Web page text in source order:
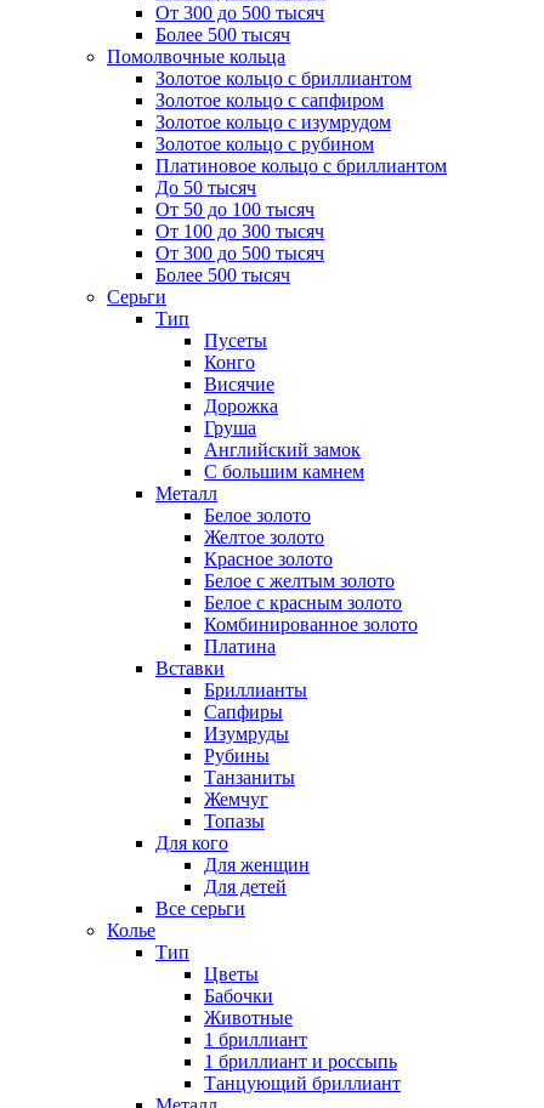
От 300 до 500 тысяч
Более 500 тысяч
Помолвочные кольца
Золотое кольцо с бриллиантом
Золотое кольцо с сапфиром
Золотое кольцо с изумрудом
Золотое кольцо с рубином
Платиновое кольцо с бриллиантом
До 50 тысяч
От 50 до 100 тысяч
От 100 до 300 тысяч
От 300 до 500 тысяч
Более 500 тысяч
Серьги
Тип
Пусеты
Конго
Висячие
Дорожка
Груша
Английский замок
С большим камнем
Металл
Белое золото
Желтое золото
Красное золото
Белое с желтым золото
Белое с красным золото
Комбинированное золото
Платина
Вставки
Бриллианты
Сапфиры
Изумруды
Рубины
Танзаниты
Жемчуг
Топазы
Для кого
Для женщин
Для детей
Все серьги
Колье
Тип
Цветы
Бабочки
Животные
1 бриллиант
1 бриллиант и россыпь
Танцующий бриллиант